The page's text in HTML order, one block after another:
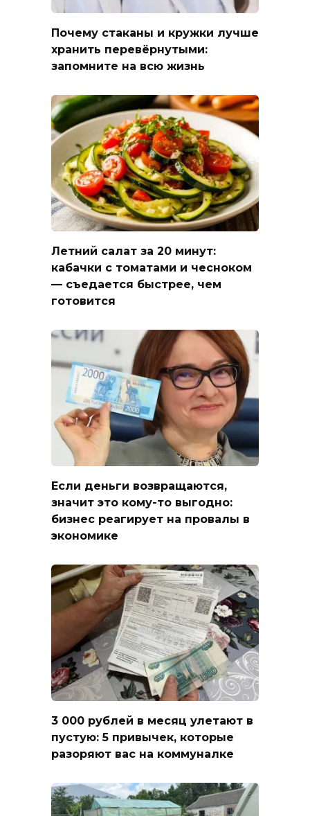
Почему стаканы и кружки лучше
хранить перевёрнутыми:
запомните на всю жизнь
Летний салат за 20 минут:
кабачки с томатами и чесноком
— съедается быстрее, чем
готовится
Если деньги возвращаются,
значит это кому-то выгодно:
бизнес реагирует на провалы в
экономике
3 000 рублей в месяц улетают в
пустую: 5 привычек, которые
разоряют вас на коммуналке